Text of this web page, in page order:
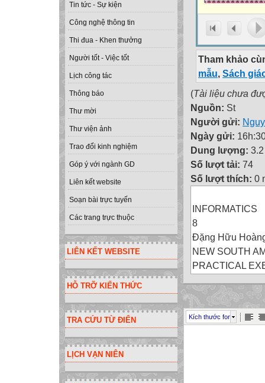
Tin tức - Sự kiện
Công nghệ thông tin
Thi đua - Khen thưởng
Người tốt - Việc tốt
Lịch công tác
Thông báo
Thư mời
Thư viện ảnh
Trao đổi kinh nghiệm
Góp ý với ngành GD
Liên kết website
Soạn bài trực tuyến
Các trang trực thuộc
LIÊN KẾT WEBSITE
HỖ TRỠ KIẾN THỨC
TRA CỨU TỪ ĐIỂN
LỊCH VẠN NIÊN
Tham khảo
mẫu, Sách
(Tài liệu chưa
Nguồn: St
Người gửi:
Ngày gửi:
Dung lượng:
Số lượt tải: 74
Số lượt thích: 0
INFORMATICS
8
Đặng Hữu
NEW SOUTH
PRACTICAL
LÀM QUEN
VỚI TURBO
EXERCISE 1
Kích thước font